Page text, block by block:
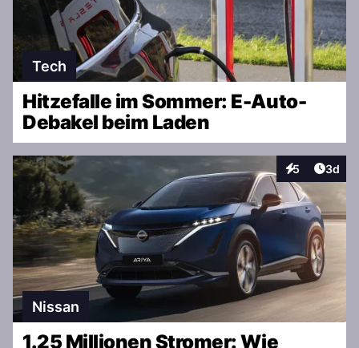
Tech
Hitzefalle im Sommer: E-Auto-
Debakel beim Laden
5
Interaktionen
3d
Nissan
1.25 Millionen Stromer: Wie